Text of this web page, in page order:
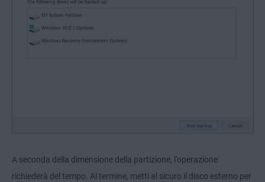
A seconda della dimensione della partizione, l'operazione
richiederà del tempo. Al termine, metti al sicuro il disco esterno per